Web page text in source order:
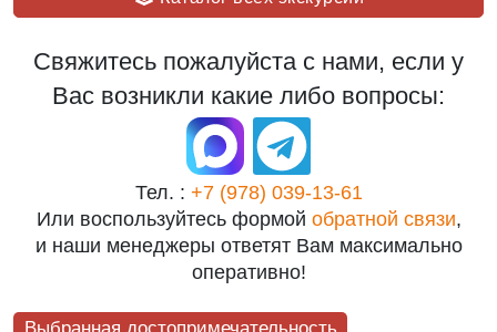
Свяжитесь пожалуйста с нами, если у
Вас возникли какие либо вопросы:
Тел. : +7 (978) 039-13-61
Или воспользуйтесь формой обратной связи,
и наши менеджеры ответят Вам максимально
оперативно!